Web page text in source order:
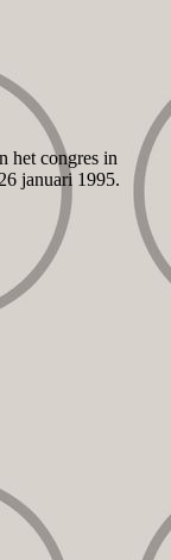
het congres in
januari 1995.